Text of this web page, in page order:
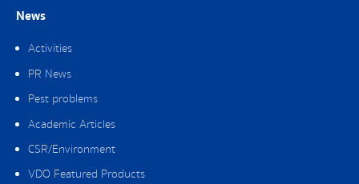
News
Activities
PR News
Pest problems
Academic Articles
CSR/Environment
VDO Featured Products